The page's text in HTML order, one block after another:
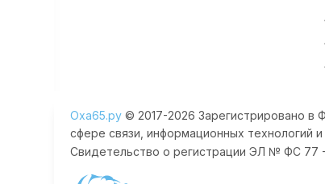
Оха65.ру © 2017-2026 Зарегистрировано в
сфере связи, информационных технологий
Свидетельство о регистрации ЭЛ № ФС 77